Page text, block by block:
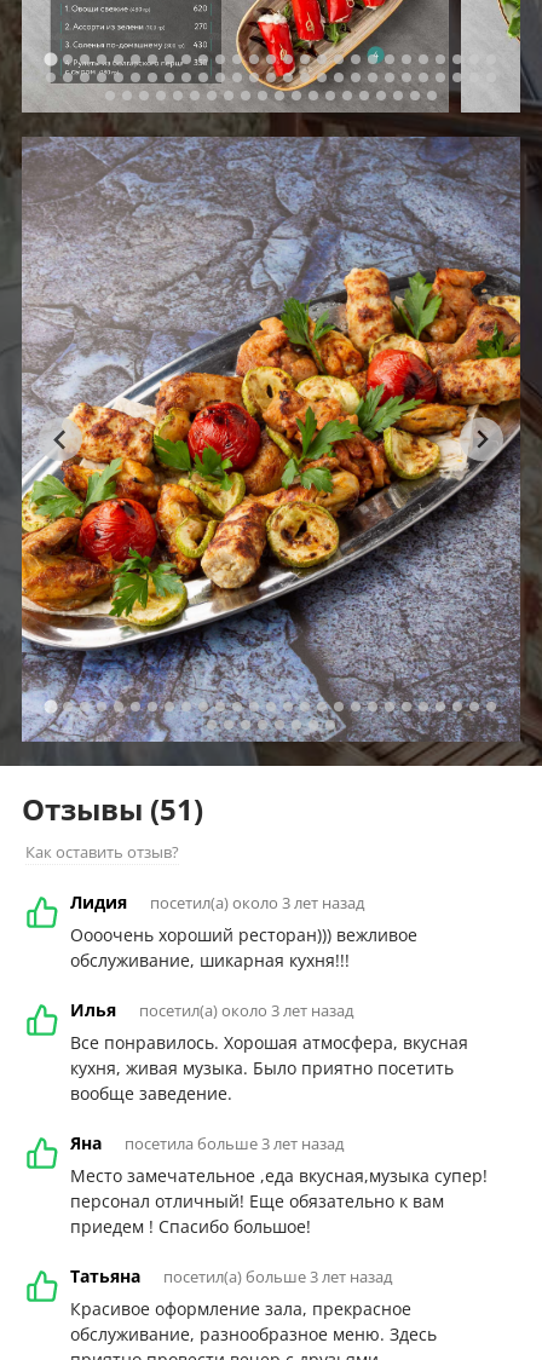
Отзывы (51)
Как оставить отзыв?
Лидия посетил(а) около 3 лет назад
Оооочень хороший ресторан))) вежливое
обслуживание, шикарная кухня!!!
Илья посетил(а) около 3 лет назад
Все понравилось. Хорошая атмосфера, вкусная
кухня, живая музыка. Было приятно посетить
вообще заведение.
Яна посетила больше 3 лет назад
Место замечательное ,еда вкусная,музыка супер!
персонал отличный! Еще обязательно к вам
приедем ! Спасибо большое!
Татьяна посетил(а) больше 3 лет назад
Красивое оформление зала, прекрасное
обслуживание, разнообразное меню. Здесь